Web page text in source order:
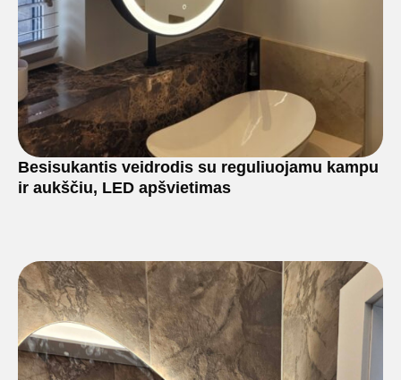
Besisukantis veidrodis su reguliuojamu kampu
ir aukščiu, LED apšvietimas